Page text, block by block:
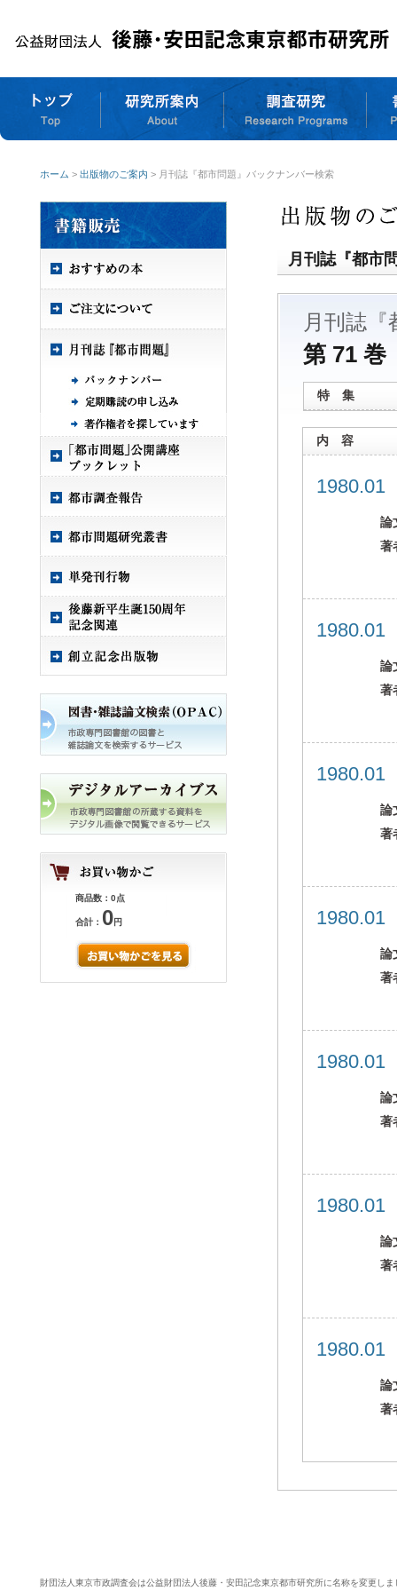
ホーム > 出版物のご案内 > 月刊誌『都市問題』バックナンバー検索
商品数：0点
合計： 0円
月刊誌『都市
月刊誌『
第 71
特 集
内 容
論
著
論
著
論
著
論
著
論
著
論
著
論
著
財団法人東京市政調査会は公益財団法人後藤・安田記念東京都市研究所に名称を変更しま